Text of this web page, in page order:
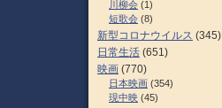
川柳会 (1)
短歌会 (8)
新型コロナウイルス (345)
日常生活 (651)
映画 (770)
日本映画 (354)
現中映 (45)